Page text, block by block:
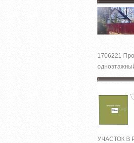
1706221
УЧАСТОК В